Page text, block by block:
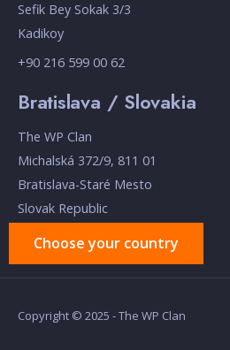
Sefik Bey Sokak 3/3
Kadikoy
+90 216 599 00 62
Bratislava / Slovakia
The WP Clan
Michalská 372/9, 811 01
Bratislava-Staré Mesto
Slovak Republic
Choose your country
Copyright © 2025 - The WP Clan